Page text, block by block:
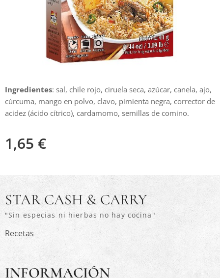
Ingredientes: sal, chile rojo, ciruela seca, azúcar, canela, ajo,
cúrcuma, mango en polvo, clavo, pimienta negra, corrector de
acidez (ácido cítrico), cardamomo, semillas de comino.
1,65 €
STAR CASH & CARRY
"Sin especias ni hierbas no hay cocina"
Recetas
INFORMACIÓN